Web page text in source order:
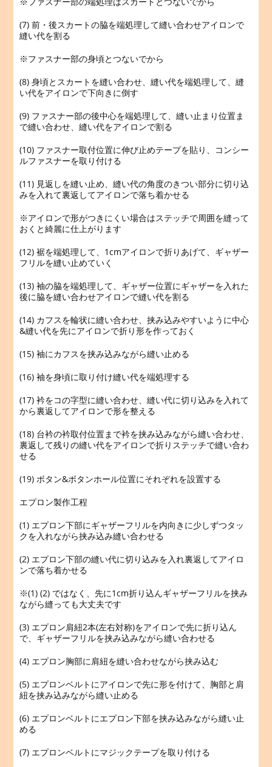
(7) 前・後スカートの脇を端処理して縫い合わせアイロンで
縫い代を割る
※ファスナー部の身頃とつないでから
(8) 身頃とスカートを縫い合わせ、縫い代を端処理して、縫
い代をアイロンで下向きに倒す
(9) ファスナー部の後中心を端処理して、縫い止まり位置ま
で縫い合わせ、縫い代をアイロンで割る
(10) ファスナー取付位置に伸び止めテープを貼り、コンシー
ルファスナーを取り付ける
(11) 見返しを縫い止め、縫い代の角度のきつい部分に切り込
みを入れて裏返してアイロンで落ち着かせる
※アイロンで形がつきにくい場合はステッチで周囲を縫って
おくと綺麗に仕上がります
(12) 裾を端処理して、1cmアイロンで折りあげて、ギャザー
フリルを縫い止めていく
(13) 袖の脇を端処理して、ギャザー位置にギャザーを入れた
後に脇を縫い合わせアイロンで縫い代を割る
(14) カフスを輪状に縫い合わせ、挟み込みやすいように中心
&縫い代を先にアイロンで折り形を作っておく
(15) 袖にカフスを挟み込みながら縫い止める
(16) 袖を身頃に取り付け縫い代を端処理する
(17) 衿をコの字型に縫い合わせ、縫い代に切り込みを入れて
から裏返してアイロンで形を整える
(18) 台衿の衿取付位置まで衿を挟み込みながら縫い合わせ、
裏返して残りの縫い代をアイロンで折りステッチで縫い合わ
せる
(19) ボタン&ボタンホール位置にそれぞれを設置する
エプロン製作工程
(1) エプロン下部にギャザーフリルを内向きに少しずつタッ
クを入れながら挟み込み縫い合わせる
(2) エプロン下部の縫い代に切り込みを入れ裏返してアイロ
ンで落ち着かせる
※(1) (2) ではなく、先に1cm折り込んギャザーフリルを挟み
ながら縫っても大丈夫です
(3) エプロン肩紐2本(左右対称)をアイロンで先に折り込ん
で、ギャザーフリルを挟み込みながら縫い合わせる
(4) エプロン胸部に肩紐を縫い合わせながら挟み込む
(5) エプロンベルトにアイロンで先に形を付けて、胸部と肩
紐を挟み込みながら縫い止める
(6) エプロンベルトにエプロン下部を挟み込みながら縫い止
める
(7) エプロンベルトにマジックテープを取り付ける